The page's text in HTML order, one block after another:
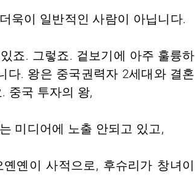
욱이 일반적인 사람이 아닙니다.
죠. 그렇죠. 겉보기에 아주 훌륭하
다. 왕은 중국권력자 2세대와 결혼
중국 투자의 왕,
미디어에 노출 안되고 있고,
옌이 사적으로, 후슈리가 창녀이